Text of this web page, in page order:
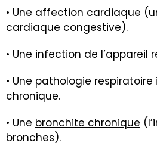
• Une affection cardiaque
cardiaque congestive).
• Une infection de l’appareil
• Une pathologie
chronique.
• Une bronchite chronique
bronches).